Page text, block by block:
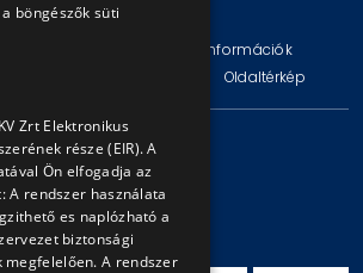
© Copyright 2026 BKV Zrt.
Technikai információk
és tájékoztatások
Oldaltérkép
Pf. 11.
Akácfa u. 15.
+ 36 1 461-65-00
böngészők süti
Zrt Elektronikus
része (EIR). A
Ön elfogadja az
A rendszer használata
es naplózható a
biztonsági
megfelelően. A rendszer